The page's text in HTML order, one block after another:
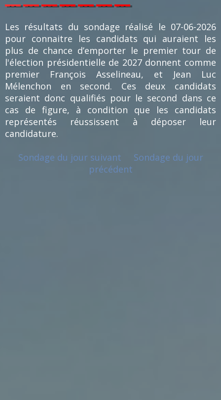
0.3
0.3
(1)
0.3
0.3
0.3
0.3
(1)
0.3
Les résultats du sondage réalisé le 07-06-2026
pour connaitre les candidats qui auraient les
plus de chance d’emporter le premier tour de
l'élection présidentielle de 2027 donnent comme
premier François Asselineau, et Jean Luc
Mélenchon en second. Ces deux candidats
seraient donc qualifiés pour le second dans ce
cas de figure, à condition que les candidats
représentés réussissent à déposer leur
candidature.
Sondage du jour suivant
Sondage du jour
précédent